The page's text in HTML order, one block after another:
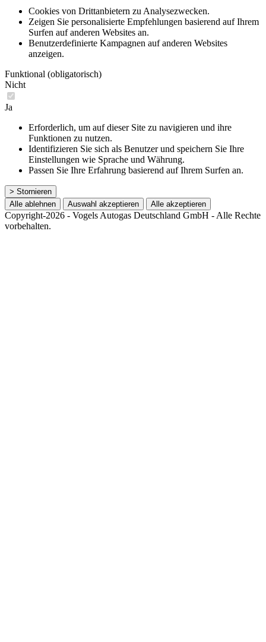
Cookies von Drittanbietern zu Analysezwecken.
Zeigen Sie personalisierte Empfehlungen basierend auf Ihrem
Surfen auf anderen Websites an.
Benutzerdefinierte Kampagnen auf anderen Websites
anzeigen.
Funktional (obligatorisch)
Nicht
Ja
Erforderlich, um auf dieser Site zu navigieren und ihre
Funktionen zu nutzen.
Identifizieren Sie sich als Benutzer und speichern Sie Ihre
Einstellungen wie Sprache und Währung.
Passen Sie Ihre Erfahrung basierend auf Ihrem Surfen an.
> Stornieren
Alle ablehnen
Auswahl akzeptieren Alle akzeptieren
Copyright-2026 - Vogels Autogas Deutschland GmbH - Alle Rechte
vorbehalten.